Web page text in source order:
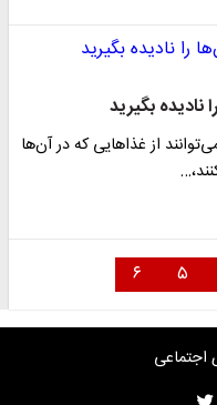
از غذاهایی که در آن‌ها
۵ ۶
اجتماعی